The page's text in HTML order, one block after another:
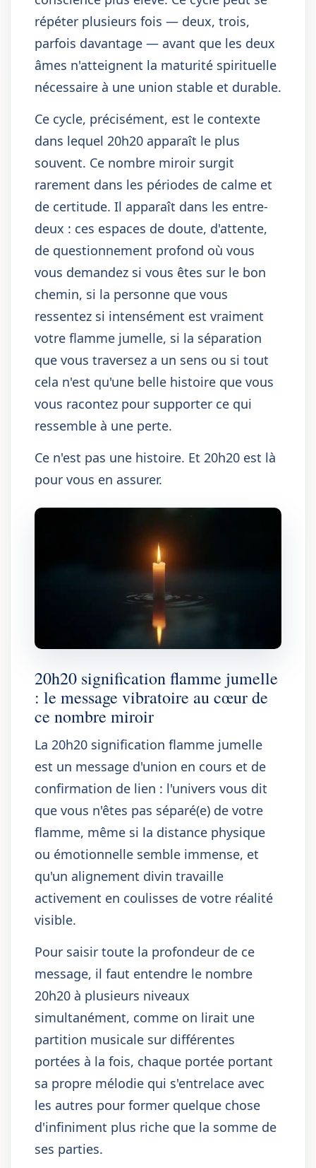
répéter plusieurs fois — deux, trois,
parfois davantage — avant que les deux
âmes n'atteignent la maturité spirituelle
nécessaire à une union stable et durable.
Ce cycle, précisément, est le contexte
dans lequel 20h20 apparaît le plus
souvent. Ce nombre miroir surgit
rarement dans les périodes de calme et
de certitude. Il apparaît dans les entre-
deux : ces espaces de doute, d'attente,
de questionnement profond où vous
vous demandez si vous êtes sur le bon
chemin, si la personne que vous
ressentez si intensément est vraiment
votre flamme jumelle, si la séparation
que vous traversez a un sens ou si tout
cela n'est qu'une belle histoire que vous
vous racontez pour supporter ce qui
ressemble à une perte.
Ce n'est pas une histoire. Et 20h20 est là
pour vous en assurer.
20h20 signification flamme jumelle
: le message vibratoire au cœur de
ce nombre miroir
La 20h20 signification flamme jumelle
est un message d'union en cours et de
confirmation de lien : l'univers vous dit
que vous n'êtes pas séparé(e) de votre
flamme, même si la distance physique
ou émotionnelle semble immense, et
qu'un alignement divin travaille
activement en coulisses de votre réalité
visible.
Pour saisir toute la profondeur de ce
message, il faut entendre le nombre
20h20 à plusieurs niveaux
simultanément, comme on lirait une
partition musicale sur différentes
portées à la fois, chaque portée portant
sa propre mélodie qui s'entrelace avec
les autres pour former quelque chose
d'infiniment plus riche que la somme de
ses parties.